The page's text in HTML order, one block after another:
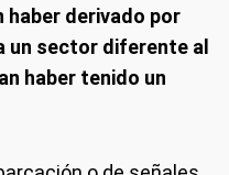
haber derivado por
un sector diferente al
haber tenido un